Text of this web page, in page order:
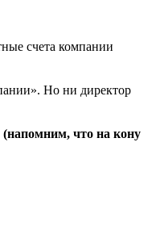
счета компании
Но ни директор
(напомним, что на кону